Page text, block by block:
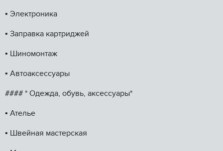
•⁠ ⁠Электроника
•⁠ ⁠Заправка картриджей
•⁠ ⁠Шиномонтаж
•⁠ ⁠Автоаксессуары
#### * Одежда, обувь, аксессуары*
•⁠ ⁠Ателье
•⁠ ⁠Швейная мастерская